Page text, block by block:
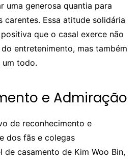
uma generosa quantia para
carentes. Essa atitude solidária
que o casal exerce não
entretenimento, mas também
um todo.
e Admiração
de reconhecimento e
dos fãs e colegas
de casamento de Kim Woo Bin,